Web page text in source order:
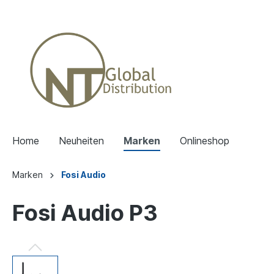
Home Neuheiten Marken Onlineshop
Marken Fosi Audio
Fosi Audio P3